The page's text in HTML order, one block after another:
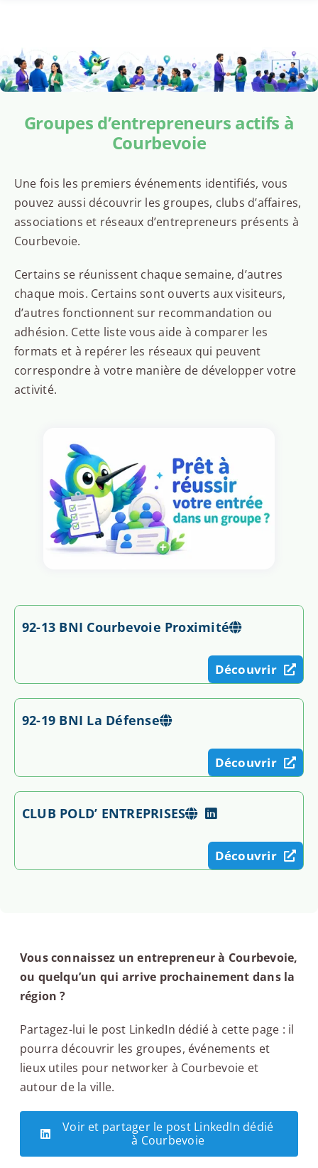
Groupes d’entrepreneurs actifs à
Courbevoie
Une fois les premiers événements identifiés, vous
pouvez aussi découvrir les groupes, clubs d’affaires,
associations et réseaux d’entrepreneurs présents à
Courbevoie.
Certains se réunissent chaque semaine, d’autres
chaque mois. Certains sont ouverts aux visiteurs,
d’autres fonctionnent sur recommandation ou
adhésion. Cette liste vous aide à comparer les
formats et à repérer les réseaux qui peuvent
correspondre à votre manière de développer votre
activité.
92-13 BNI Courbevoie Proximité
Découvrir
92-19 BNI La Défense
Découvrir
CLUB POLD’ ENTREPRISES
Découvrir
Vous connaissez un entrepreneur à Courbevoie,
ou quelqu’un qui arrive prochainement dans la
région ?
Partagez-lui le post LinkedIn dédié à cette page : il
pourra découvrir les groupes, événements et
lieux utiles pour networker à Courbevoie et
autour de la ville.
Voir et partager le post LinkedIn dédié
à Courbevoie